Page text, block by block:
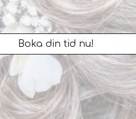
Boka din tid nu!